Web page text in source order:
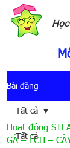
Bài đăng
Tất cả
Tất cả
Hoạt động
GÀ – ẾCH –